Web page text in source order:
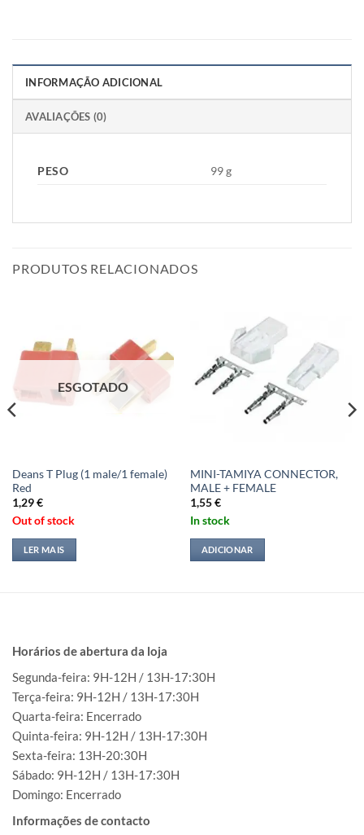
INFORMAÇÃO ADICIONAL
AVALIAÇÕES (0)
PESO 99 g
PRODUTOS RELACIONADOS
ESGOTADO
Deans T Plug (1 male/1 female)
Red
1,29€
Out of stock
LER MAIS
MINI-TAMIYA CONNECTOR,
MALE + FEMALE
1,55€
In stock
ADICIONAR
Horários de abertura da loja
Segunda-feira: 9H-12H / 13H-17:30H
Terça-feira: 9H-12H / 13H-17:30H
Quarta-feira: Encerrado
Quinta-feira: 9H-12H / 13H-17:30H
Sexta-feira: 13H-20:30H
Sábado: 9H-12H / 13H-17:30H
Domingo: Encerrado
Informações de contacto